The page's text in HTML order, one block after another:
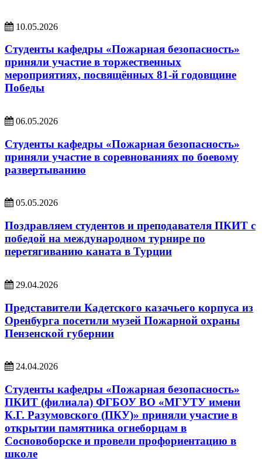
10.05.2026
Студенты кафедры «Пожарная безопасность»
приняли участие в торжественных
мероприятиях, посвящённых 81-й годовщине
Победы
06.05.2026
Студенты кафедры «Пожарная безопасность»
приняли участие в соревнованиях по боевому
развертыванию
05.05.2026
Поздравляем студентов и преподавателя ПКИТ с
победой на международном турнире по
перетягиванию каната в Турции
29.04.2026
Представители Кадетского казачьего корпуса из
Оренбурга посетили музей Пожарной охраны
Пензенской губернии
24.04.2026
Студенты кафедры «Пожарная безопасность»
ПКИТ (филиала) ФГБОУ ВО «МГУТУ имени
К.Г. Разумовского (ПКУ)» приняли участие в
открытии памятника огнеборцам в
Сосновоборске и провели профориентацию в
школе